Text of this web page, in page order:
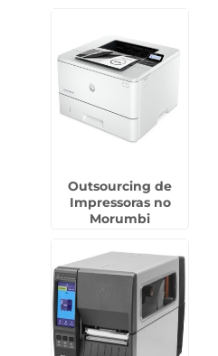
Outsourcing de
Impressoras no
Morumbi